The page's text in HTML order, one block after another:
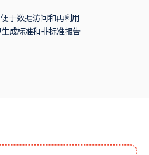
于数据访问和再利用
成标准和非标准报告